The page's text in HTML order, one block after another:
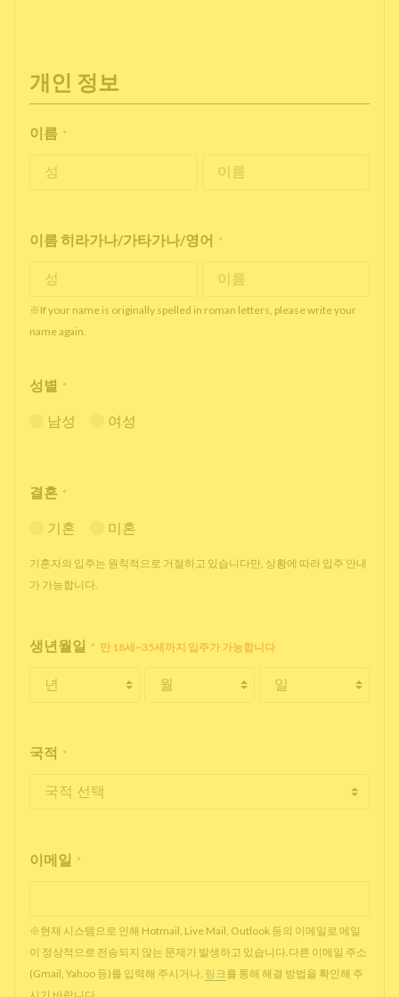
개인 정보
이름 *
이름 히라가나/가타가나/영어 *
※If your name is originally spelled in roman letters, please write your
name again.
성별 *
남성 여성
결혼 *
기혼 미혼
기혼자의 입주는 원칙적으로 거절하고 있습니다만, 상황에 따라 입주 안내
가 가능합니다.
생년월일 * 만 18세~35세까지 입주가 가능합니다
국적 *
이메일 *
※현재 시스템으로 인해 Hotmail, Live Mail, Outlook 등의 이메일로 메일
이 정상적으로 전송되지 않는 문제가 발생하고 있습니다.다른 이메일 주소
(Gmail, Yahoo 등)를 입력해 주시거나, 링크 를 통해 해결 방법을 확인해 주
시기 바랍니다.